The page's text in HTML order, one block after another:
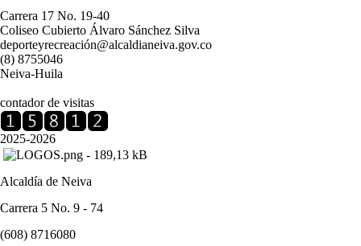
Carrera 17 No. 19-40
Coliseo Cubierto Álvaro Sánchez Silva
deporteyrecreación@alcaldianeiva.gov.co
(8) 8755046
Neiva-Huila
contador de visitas
2025-2026
Alcaldía de Neiva
Carrera 5 No. 9 - 74
(608) 8716080